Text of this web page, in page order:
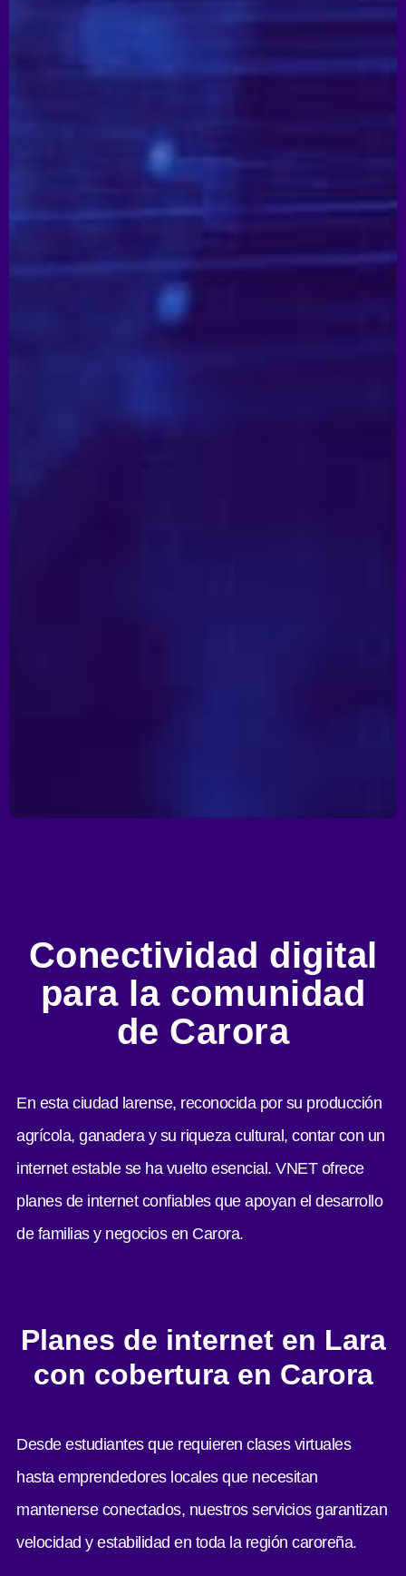
Conectividad digital
para la comunidad
de Carora
En esta ciudad larense, reconocida por su producción
agrícola, ganadera y su riqueza cultural, contar con un
internet estable se ha vuelto esencial. VNET ofrece
planes de internet confiables que apoyan el desarrollo
de familias y negocios en Carora.
Planes de internet en Lara
con cobertura en Carora
Desde estudiantes que requieren clases virtuales
hasta emprendedores locales que necesitan
mantenerse conectados, nuestros servicios garantizan
velocidad y estabilidad en toda la región caroreña.